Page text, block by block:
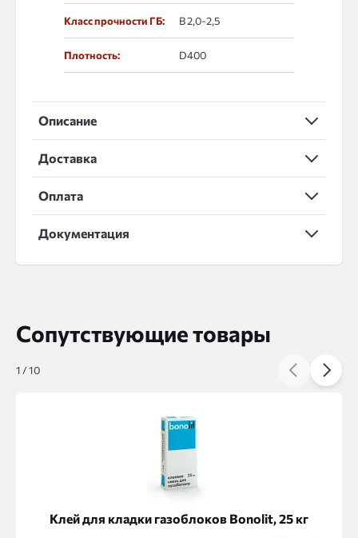
Класс прочности ГБ: В 2,0-2,5
Плотность: D400
Описание
Доставка
Оплата
Документация
Сопутствующие товары
Клей для кладки газоблоков Bonolit, 25 кг
1 /10